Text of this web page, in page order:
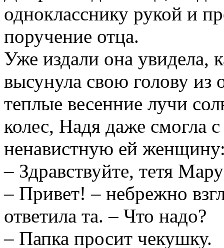
однокласснику рукой и
поручение отца.
Уже издали она увидела,
высунула свою голову из
теплые весенние лучи
колес, Надя даже смогла
ненавистную ей
– Здравствуйте, тетя
– Привет! – небрежно
ответила та. – Что надо?
– Папка просит чекушку.